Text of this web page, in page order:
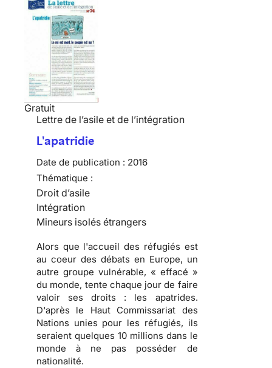
Gratuit
Lettre de l’asile et de l’intégration
L'apatridie
Date de publication : 2016
Thématique :
Droit d’asile
Intégration
Mineurs isolés étrangers
Alors que l'accueil des réfugiés est
au coeur des débats en Europe, un
autre groupe vulnérable, « effacé »
du monde, tente chaque jour de faire
valoir ses droits : les apatrides.
D'après le Haut Commissariat des
Nations unies pour les réfugiés, ils
seraient quelques 10 millions dans le
monde à ne pas posséder de
nationalité.